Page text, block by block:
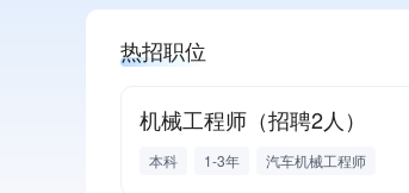
热招职位
机械工程师（招聘2人）
本科 1-3年 汽车机械工程师